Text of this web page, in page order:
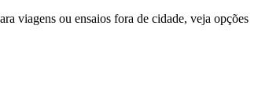
viagens ou ensaios fora de cidade, veja opções